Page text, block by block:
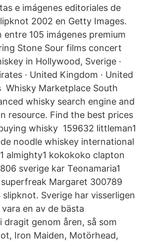
e imágenes editoriales de
2002 en Getty Images.
entre 105 imágenes premium
Stone Sour films concert
in Hollywood, Sverige ·
· United Kingdom · United
Whisky Marketplace South
whisky search engine and
resource. Find the best prices
whisky 159632 littleman1
noodle whiskey international
almighty1 kokokoko clapton
sverige kar Teonamaria1
Margaret 300789
slipknot. Sverige har visserligen
en av de bästa
dragit genom åren, så som
Iron Maiden, Motörhead,